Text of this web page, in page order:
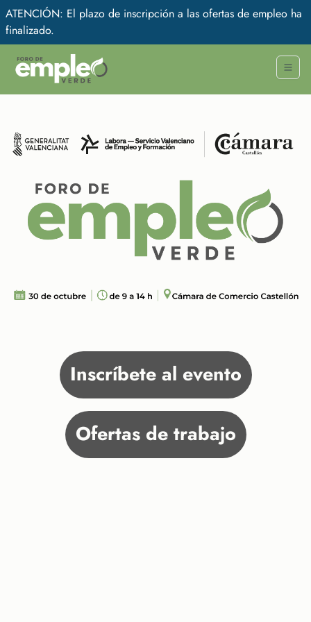
ATENCIÓN: El plazo de inscripción a las ofertas de empleo ha
finalizado.
Inscríbete al evento
Ofertas de trabajo